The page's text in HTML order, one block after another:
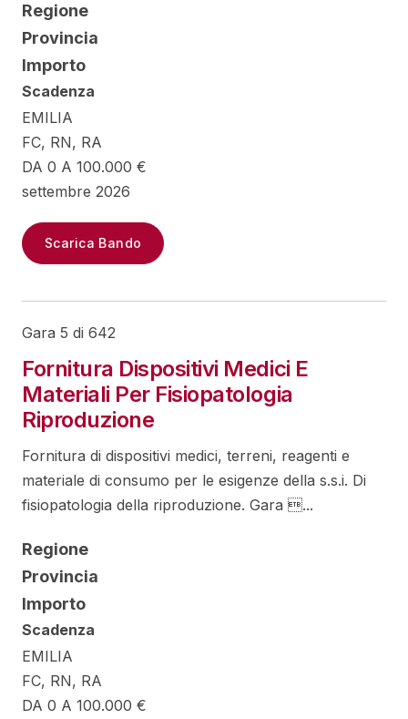
Regione
Provincia
Importo
Scadenza
EMILIA
FC, RN, RA
DA 0 A 100.000 €
settembre 2026
Scarica Bando
Gara 5 di 642
Fornitura Dispositivi Medici E
Materiali Per Fisiopatologia
Riproduzione
Fornitura di dispositivi medici, terreni, reagenti e
materiale di consumo per le esigenze della s.s.i. Di
fisiopatologia della riproduzione. Gara ...
Regione
Provincia
Importo
Scadenza
EMILIA
FC, RN, RA
DA 0 A 100.000 €